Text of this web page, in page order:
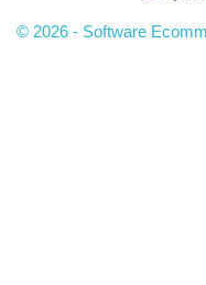
© 2026 - Software